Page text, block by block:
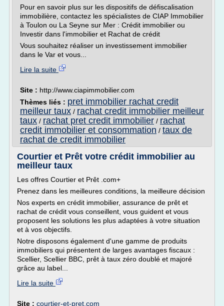
Pour en savoir plus sur les dispositifs de défiscalisation
immobilière, contactez les spécialistes de CIAP Immobilier
à Toulon ou La Seyne sur Mer : Crédit immobilier ou
Investir dans l'immobilier et Rachat de crédit
Vous souhaitez réaliser un investissement immobilier
dans le Var et vous...
Lire la suite
Site : http://www.ciapimmobilier.com
Thèmes liés : pret immobilier rachat credit
meilleur taux / rachat credit immobilier meilleur
taux / rachat pret credit immobilier / rachat
credit immobilier et consommation / taux de
rachat de credit immobilier
Courtier et Prêt votre crédit immobilier au
meilleur taux
Les offres Courtier et Prêt .com+
Prenez dans les meilleures conditions, la meilleure décision
Nos experts en crédit immobilier, assurance de prêt et
rachat de crédit vous conseillent, vous guident et vous
proposent les solutions les plus adaptées à votre situation
et à vos objectifs.
Notre disposons également d'une gamme de produits
immobiliers qui présentent de larges avantages fiscaux :
Scellier, Scellier BBC, prêt à taux zéro doublé et majoré
grâce au label...
Lire la suite
Site : courtier-et-pret.com